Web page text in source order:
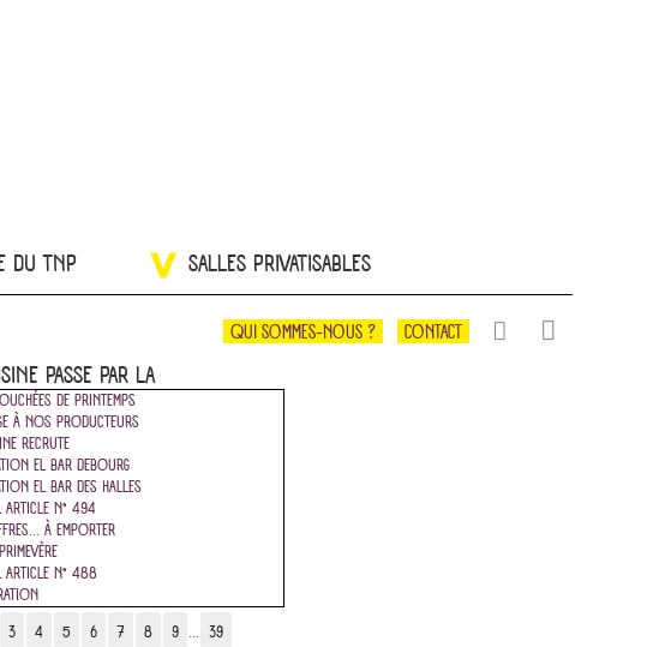
DU TNP SALLES PRIVATISABLES
QUI SOMMES-NOUS ? CONTACT
PASSE PAR LÀ
DE PRINTEMPS
À NOS PRODUCTEURS
RECRUTE
EL BAR DEBOURG
EL BAR DES HALLES
ARTICLE N° 494
À EMPORTER
ARTICLE N° 488
3 4 5 6 7 8 9 ... 39